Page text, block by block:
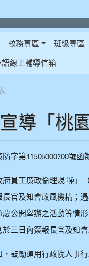
校務專區 班級專區
語線上輔導信箱
導「桃
防字第11505000200號函
府員工廉政倫理規 範」
官及知會政風機構；
公開舉辦之活動等情
於三日內簽報長官及知
鼓勵運用行政院人事